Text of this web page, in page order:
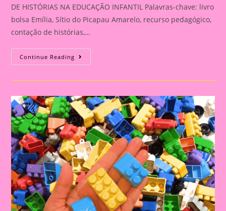
DE HISTÓRIAS NA EDUCAÇÃO INFANTIL Palavras-chave: livro
bolsa Emília, Sítio do Picapau Amarelo, recurso pedagógico,
contação de histórias,…
Continue Reading KIT
PAINEL
+
FAÇA
BONITO:
COMO
TRABALHAR
O
MAIO
LARANJA
NA
EDUCAÇÃO
INFANTIL
DE
FORMA
LÚDICA,
ACOLHEDORA
E
SIGNIFICATIVA